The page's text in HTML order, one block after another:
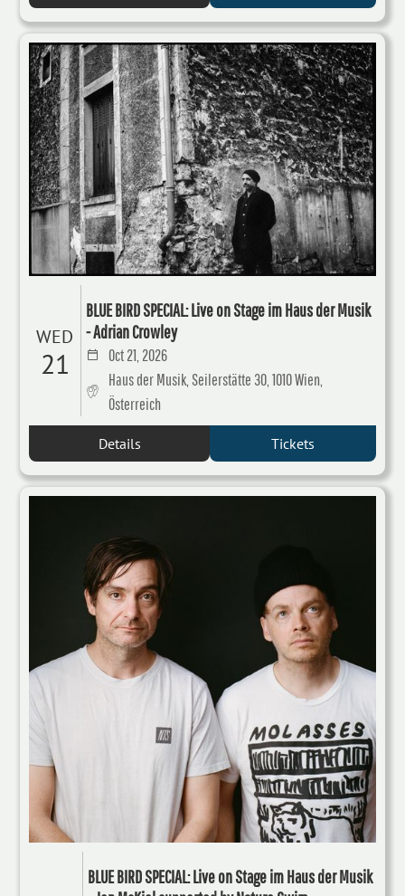
WED
21
BLUE BIRD SPECIAL: Live on Stage im Haus der Musik
- Adrian Crowley
Oct 21, 2026
Haus der Musik, Seilerstätte 30, 1010 Wien,
Österreich
Details Tickets
BLUE BIRD SPECIAL: Live on Stage im Haus der Musik